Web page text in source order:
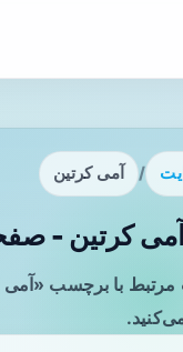
/ آمی کرتین
کرتین -
مرتبط با برچسب «آمی